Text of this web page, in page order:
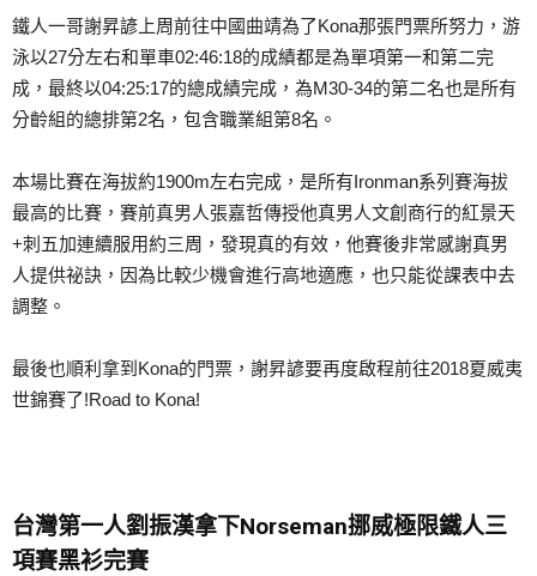
鐵人一哥謝昇諺上周前往中國曲靖為了Kona那張門票所努力，游
泳以27分左右和單車02:46:18的成績都是為單項第一和第二完
成，最終以04:25:17的總成績完成，為M30-34的第二名也是所有
分齡組的總排第2名，包含職業組第8名。
本場比賽在海拔約1900m左右完成，是所有Ironman系列賽海拔
最高的比賽，賽前真男人張嘉哲傳授他真男人文創商行的紅景天
+刺五加連續服用約三周，發現真的有效，他賽後非常感謝真男
人提供祕訣，因為比較少機會進行高地適應，也只能從課表中去
調整。
最後也順利拿到Kona的門票，謝昇諺要再度啟程前往2018夏威夷
世錦賽了!Road to Kona!
台灣第一人劉振漢拿下Norseman挪威極限鐵人三
項賽黑衫完賽